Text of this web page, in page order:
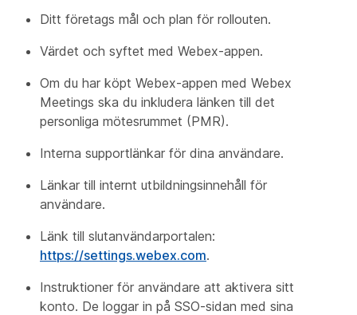
Ditt företags mål och plan för rollouten.
Värdet och syftet med Webex-appen.
Om du har köpt Webex-appen med Webex
Meetings ska du inkludera länken till det
personliga mötesrummet (PMR).
Interna supportlänkar för dina användare.
Länkar till internt utbildningsinnehåll för
användare.
Länk till slutanvändarportalen:
https://settings.webex.com.
Instruktioner för användare att aktivera sitt
konto. De loggar in på SSO-sidan med sina